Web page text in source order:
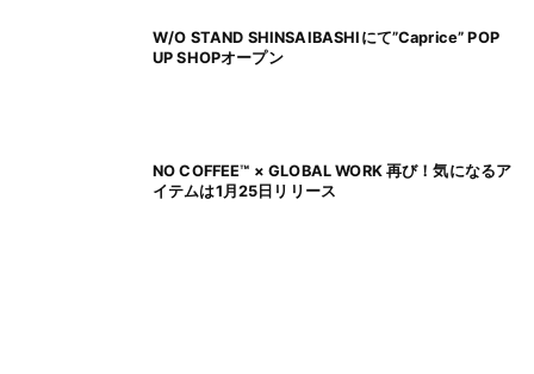
W/O STAND SHINSAIBASHIにて”Caprice” POP
UP SHOPオープン
NO COFFEE™ × GLOBAL WORK 再び！気になるア
イテムは1月25日リリース